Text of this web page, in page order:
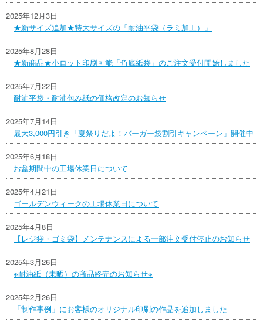
2025年12月3日
★新サイズ追加★特大サイズの「耐油平袋（ラミ加工）」
2025年8月28日
★新商品★小ロット印刷可能「角底紙袋」のご注文受付開始しました
2025年7月22日
耐油平袋・耐油包み紙の価格改定のお知らせ
2025年7月14日
最大3,000円引き「夏祭りだよ！バーガー袋割引キャンペーン」開催中
2025年6月18日
お盆期間中の工場休業日について
2025年4月21日
ゴールデンウィークの工場休業日について
2025年4月8日
【レジ袋・ゴミ袋】メンテナンスによる一部注文受付停止のお知らせ
2025年3月26日
※耐油紙（未晒）の商品終売のお知らせ※
2025年2月26日
「制作事例」にお客様のオリジナル印刷の作品を追加しました